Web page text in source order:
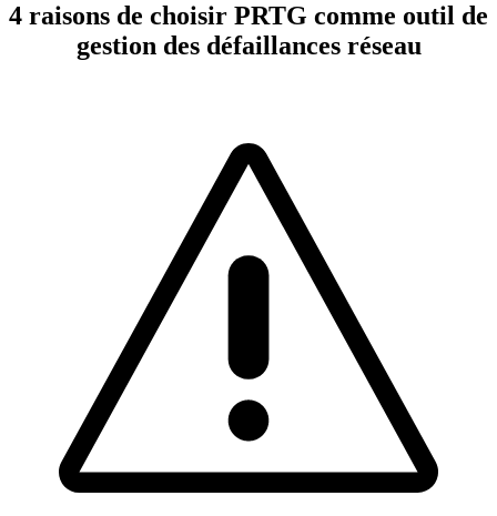
4 raisons de choisir PRTG comme outil de
gestion des défaillances réseau